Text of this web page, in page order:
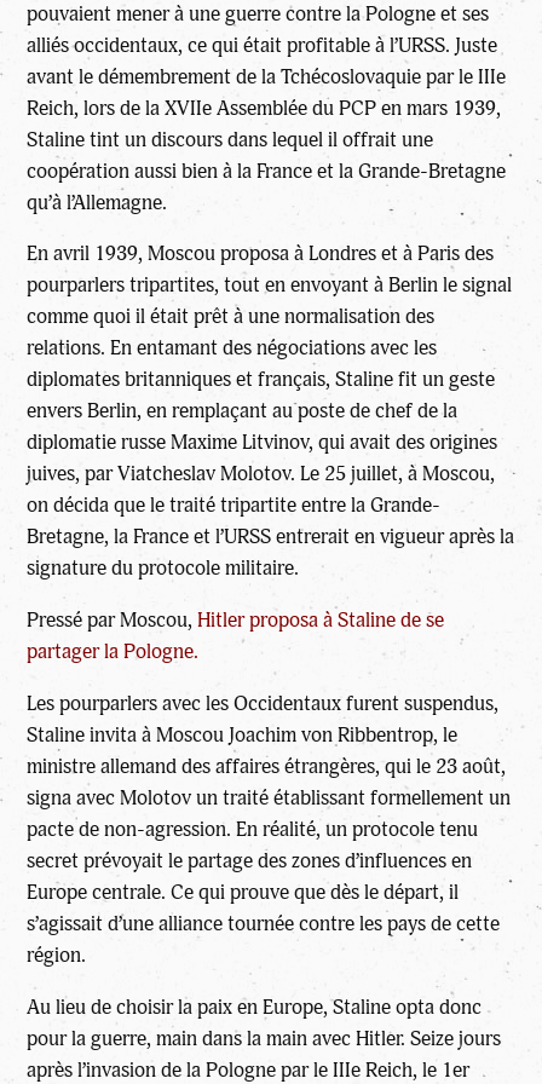
pouvaient mener à une guerre contre la Pologne et ses
alliés occidentaux, ce qui était profitable à l’URSS. Juste
avant le démembrement de la Tchécoslovaquie par le IIIe
Reich, lors de la XVIIe Assemblée du PCP en mars 1939,
Staline tint un discours dans lequel il offrait une
coopération aussi bien à la France et la Grande-Bretagne
qu’à l’Allemagne.
En avril 1939, Moscou proposa à Londres et à Paris des
pourparlers tripartites, tout en envoyant à Berlin le signal
comme quoi il était prêt à une normalisation des
relations. En entamant des négociations avec les
diplomates britanniques et français, Staline fit un geste
envers Berlin, en remplaçant au poste de chef de la
diplomatie russe Maxime Litvinov, qui avait des origines
juives, par Viatcheslav Molotov. Le 25 juillet, à Moscou,
on décida que le traité tripartite entre la Grande-
Bretagne, la France et l’URSS entrerait en vigueur après la
signature du protocole militaire.
Pressé par Moscou,Hitler proposa à Staline de se
partager la Pologne.
Les pourparlers avec les Occidentaux furent suspendus,
Staline invita à Moscou Joachim von Ribbentrop, le
ministre allemand des affaires étrangères, qui le 23 août,
signa avec Molotov un traité établissant formellement un
pacte de non-agression. En réalité, un protocole tenu
secret prévoyait le partage des zones d’influences en
Europe centrale. Ce qui prouve que dès le départ, il
s’agissait d’une alliance tournée contre les pays de cette
région.
Au lieu de choisir la paix en Europe, Staline opta donc
pour la guerre, main dans la main avec Hitler. Seize jours
après l’invasion de la Pologne par le IIIe Reich, le 1er